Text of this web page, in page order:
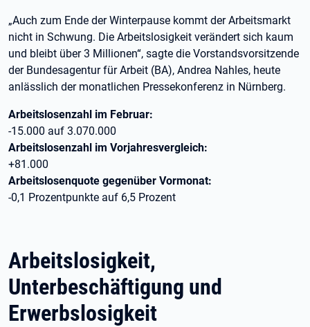
„Auch zum Ende der Winterpause kommt der Arbeitsmarkt
nicht in Schwung. Die Arbeitslosigkeit verändert sich kaum
und bleibt über 3 Millionen“, sagte die Vorstandsvorsitzende
der Bundesagentur für Arbeit (BA), Andrea Nahles, heute
anlässlich der monatlichen Pressekonferenz in Nürnberg.
Arbeitslosenzahl im Februar:
-15.000 auf 3.070.000
Arbeitslosenzahl im Vorjahresvergleich:
+81.000
Arbeitslosenquote gegenüber Vormonat:
-0,1 Prozentpunkte auf 6,5 Prozent
Arbeitslosigkeit,
Unterbeschäftigung und
Erwerbslosigkeit